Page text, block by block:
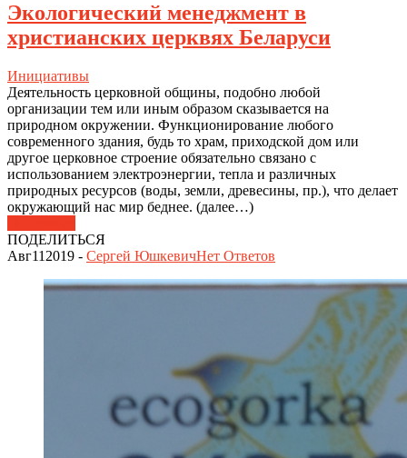
Экологический менеджмент в
христианских церквях Беларуси
Инициативы
Деятельность церковной общины, подобно любой
организации тем или иным образом сказывается на
природном окружении. Функционирование любого
современного здания, будь то храм, приходской дом или
другое церковное строение обязательно связано с
использованием электроэнергии, тепла и различных
природных ресурсов (воды, земли, древесины, пр.), что делает
окружающий нас мир беднее. (далее…)
ПОДЕЛИТЬСЯ
Авг11 2019 - Сергей ЮшкевичНет Ответов